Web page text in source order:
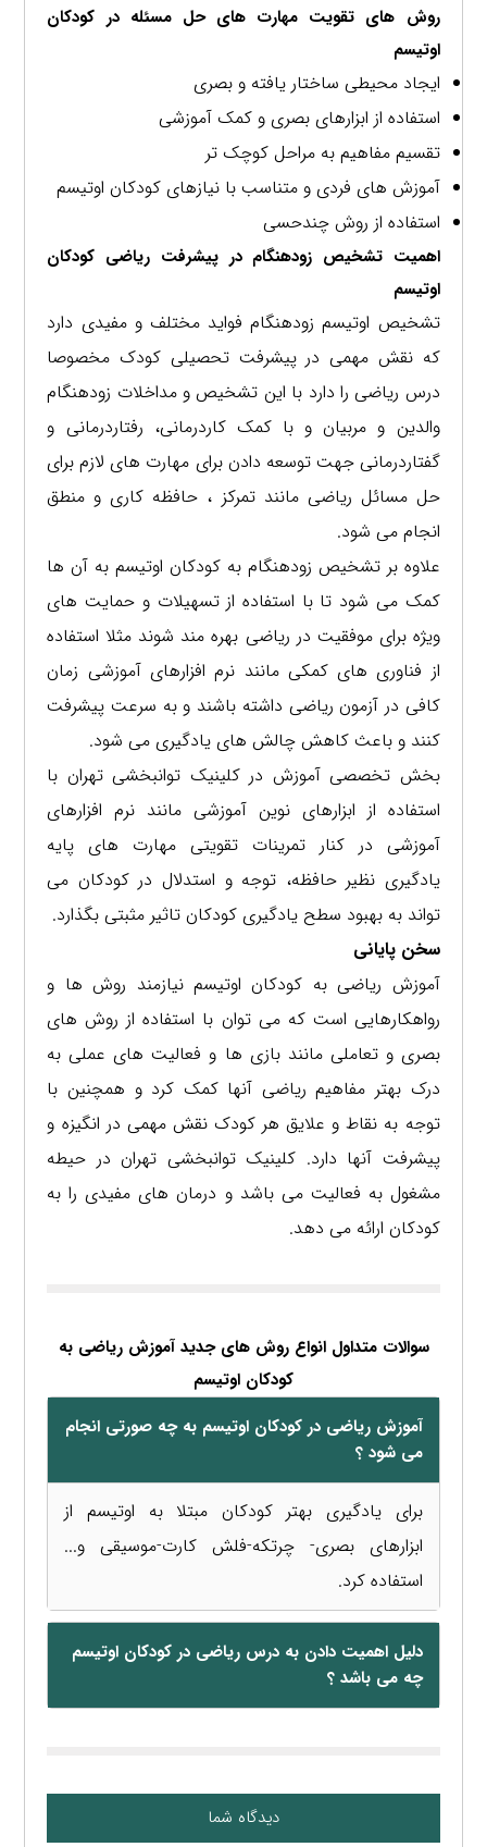
روش های تقویت مهارت های حل مسئله در کودکان
اوتیسم
ایجاد محیطی ساختار یافته و بصری
استفاده از ابزارهای بصری و کمک آموزشی
تقسیم مفاهیم به مراحل کوچک تر
آموزش های فردی و متناسب با نیازهای کودکان اوتیسم
استفاده از روش چندحسی
اهمیت تشخیص زودهنگام در پیشرفت ریاضی کودکان
اوتیسم
تشخیص اوتیسم زودهنگام فواید مختلف و مفیدی دارد
که نقش مهمی در پیشرفت تحصیلی کودک مخصوصا
درس ریاضی را دارد با این تشخیص و مداخلات زودهنگام
والدین و مربیان و با کمک کاردرمانی، رفتاردرمانی و
گفتاردرمانی جهت توسعه دادن برای مهارت های لازم برای
حل مسائل ریاضی مانند تمرکز ، حافظه کاری و منطق
انجام می شود.
علاوه بر تشخیص زودهنگام به کودکان اوتیسم به آن ها
کمک می شود تا با استفاده از تسهیلات و حمایت های
ویژه برای موفقیت در ریاضی بهره مند شوند مثلا استفاده
از فناوری های کمکی مانند نرم افزارهای آموزشی زمان
کافی در آزمون ریاضی داشته باشند و به سرعت پیشرفت
کنند و باعث کاهش چالش های یادگیری می شود.
بخش تخصصی آموزش در کلینیک توانبخشی تهران با
استفاده از ابزارهای نوین آموزشی مانند نرم افزارهای
آموزشی در کنار تمرینات تقویتی مهارت های پایه
یادگیری نظیر حافظه، توجه و استدلال در کودکان می
تواند به بهبود سطح یادگیری کودکان تاثیر مثبتی بگذارد.
سخن پایانی
آموزش ریاضی به کودکان اوتیسم نیازمند روش ها و
رواهکارهایی است که می توان با استفاده از روش های
بصری و تعاملی مانند بازی ها و فعالیت های عملی به
درک بهتر مفاهیم ریاضی آنها کمک کرد و همچنین با
توجه به نقاط و علایق هر کودک نقش مهمی در انگیزه و
پیشرفت آنها دارد. کلینیک توانبخشی تهران در حیطه
مشغول به فعالیت می باشد و درمان های مفیدی را به
کودکان ارائه می دهد.
سوالات متداول انواع روش های جدید آموزش ریاضی به
کودکان اوتیسم
آموزش ریاضی در کودکان اوتیسم به چه صورتی انجام
می شود ؟
برای یادگیری بهتر کودکان مبتلا به اوتیسم از
ابزارهای بصری- چرتکه-فلش کارت-موسیقی و...
استفاده کرد.
دلیل اهمیت دادن به درس ریاضی در کودکان اوتیسم
چه می باشد ؟
دیدگاه شما